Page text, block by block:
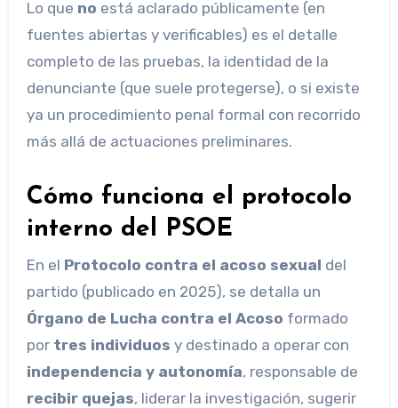
Lo que no está aclarado públicamente (en
fuentes abiertas y verificables) es el detalle
completo de las pruebas, la identidad de la
denunciante (que suele protegerse), o si existe
ya un procedimiento penal formal con recorrido
más allá de actuaciones preliminares.
Cómo funciona el protocolo
interno del PSOE
En el Protocolo contra el acoso sexual del
partido (publicado en 2025), se detalla un
Órgano de Lucha contra el Acoso formado
por tres individuos y destinado a operar con
independencia y autonomía, responsable de
recibir quejas, liderar la investigación, sugerir